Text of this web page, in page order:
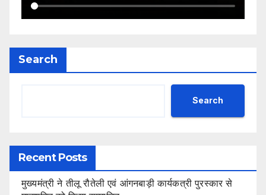
Search
Search
Recent Posts
मुख्यमंत्री ने तीलू रौतेली एवं आंगनबाड़ी कार्यकत्री पुरस्कार से